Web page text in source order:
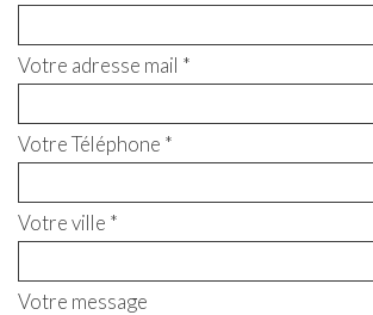
Votre adresse mail *
Votre Téléphone *
Votre ville *
Votre message